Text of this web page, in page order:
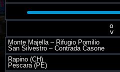
o
v
Monte Majella – Rifugio Pomilio
San Silvestro – Contrada Casone
Rapino (CH)
Pescara (PE)